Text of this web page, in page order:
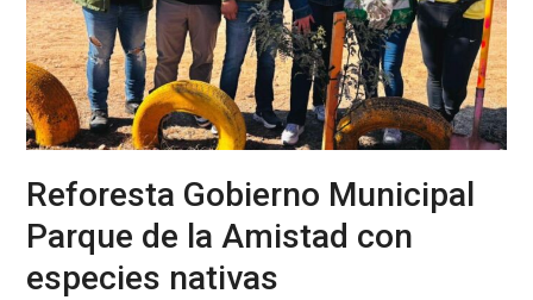
Reforesta Gobierno Municipal
Parque de la Amistad con
especies nativas